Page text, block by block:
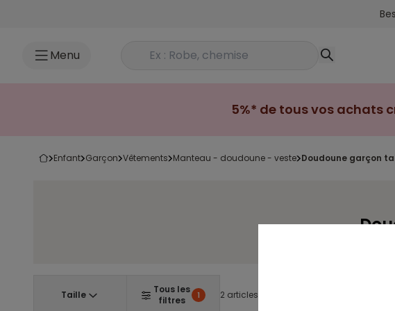
Menu Rechercher un produit
5%* de tous vos achats
enfant garçon vêtements manteau - doudoune - veste doudoune garçon
Taille
Tous les
filtres
1 2 articles